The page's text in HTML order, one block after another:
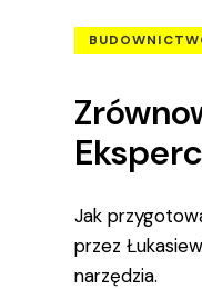
Jak
przez
narzędzia.